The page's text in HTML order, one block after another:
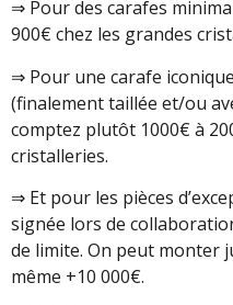
⇒ Pour des carafes
900€ chez les grandes
⇒ Pour une carafe
(finalement taillée et/ou
comptez plutôt 1000€ à
cristalleries.
⇒ Et pour les pièces
signée lors de
de limite. On peut monter
même +10 000€.